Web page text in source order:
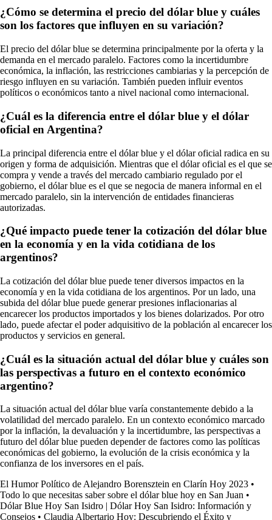
¿Cómo se determina el precio del dólar blue y cuáles
son los factores que influyen en su variación?
El precio del dólar blue se determina principalmente por la oferta y la
demanda en el mercado paralelo. Factores como la incertidumbre
económica, la inflación, las restricciones cambiarias y la percepción de
riesgo influyen en su variación. También pueden influir eventos
políticos o económicos tanto a nivel nacional como internacional.
¿Cuál es la diferencia entre el dólar blue y el dólar
oficial en Argentina?
La principal diferencia entre el dólar blue y el dólar oficial radica en su
origen y forma de adquisición. Mientras que el dólar oficial es el que se
compra y vende a través del mercado cambiario regulado por el
gobierno, el dólar blue es el que se negocia de manera informal en el
mercado paralelo, sin la intervención de entidades financieras
autorizadas.
¿Qué impacto puede tener la cotización del dólar blue
en la economía y en la vida cotidiana de los
argentinos?
La cotización del dólar blue puede tener diversos impactos en la
economía y en la vida cotidiana de los argentinos. Por un lado, una
subida del dólar blue puede generar presiones inflacionarias al
encarecer los productos importados y los bienes dolarizados. Por otro
lado, puede afectar el poder adquisitivo de la población al encarecer los
productos y servicios en general.
¿Cuál es la situación actual del dólar blue y cuáles son
las perspectivas a futuro en el contexto económico
argentino?
La situación actual del dólar blue varía constantemente debido a la
volatilidad del mercado paralelo. En un contexto económico marcado
por la inflación, la devaluación y la incertidumbre, las perspectivas a
futuro del dólar blue pueden depender de factores como las políticas
económicas del gobierno, la evolución de la crisis económica y la
confianza de los inversores en el país.
El Humor Político de Alejandro Borensztein en Clarín Hoy 2023 •
Todo lo que necesitas saber sobre el dólar blue hoy en San Juan •
Dólar Blue Hoy San Isidro | Dólar Hoy San Isidro: Información y
Consejos • Claudia Albertario Hoy: Descubriendo el Éxito y